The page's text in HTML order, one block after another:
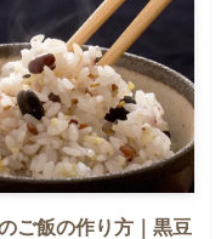
ご飯の作り方｜黒豆